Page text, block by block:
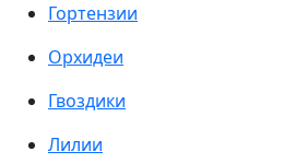
Гортензии
Орхидеи
Гвоздики
Лилии